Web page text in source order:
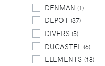
DENMAN (1)
DEPOT (37)
DIVERS (5)
DUCASTEL (6)
ELEMENTS (18)